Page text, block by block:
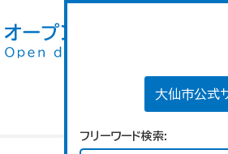
大仙市公式
フリーワード検索